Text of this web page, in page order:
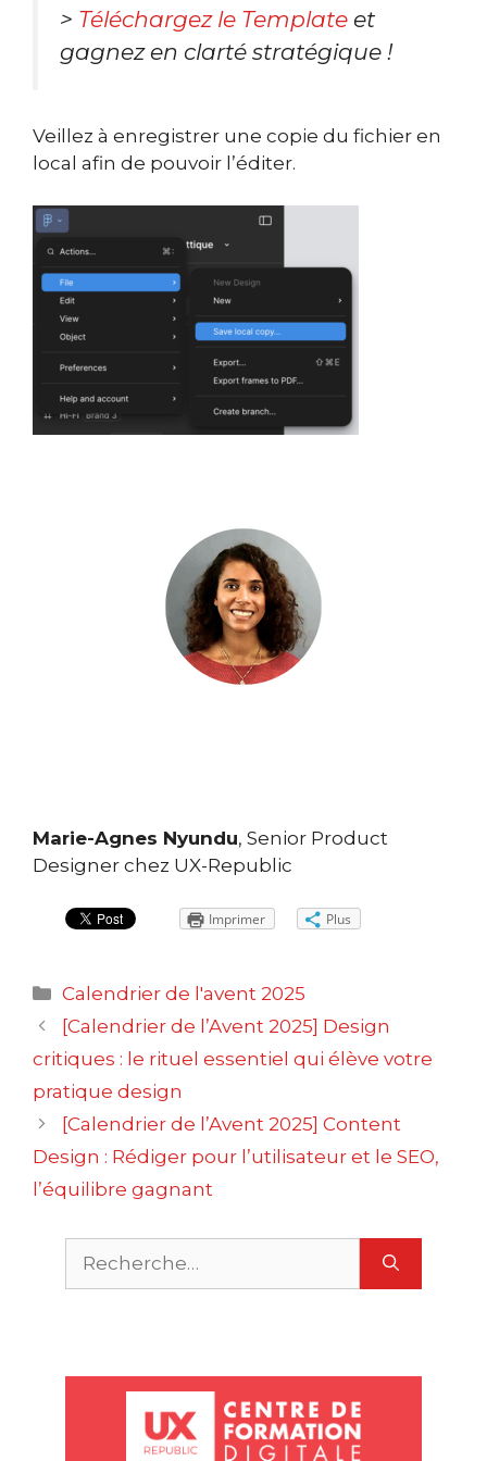
> Téléchargez le Template et
gagnez en clarté stratégique !
Veillez à enregistrer une copie du fichier en
local afin de pouvoir l’éditer.
Marie-Agnes Nyundu, Senior Product
Designer chez UX-Republic
Imprimer Plus
Catégories
Calendrier de l'avent 2025
Navigation
des
articles
[Calendrier de l’Avent 2025] Design
critiques : le rituel essentiel qui élève votre
pratique design
[Calendrier de l’Avent 2025] Content
Design : Rédiger pour l’utilisateur et le SEO,
l’équilibre gagnant
X
S
c m
ScrumMaster
Se
r
vi ceDesi
gn
Tes
t Ut
i
lisateur